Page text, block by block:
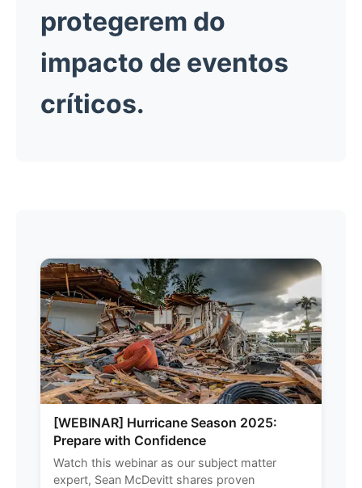
protegerem do
impacto de eventos
críticos.
[WEBINAR] Hurricane Season 2025:
Prepare with Confidence
Watch this webinar as our subject matter
expert, Sean McDevitt shares proven